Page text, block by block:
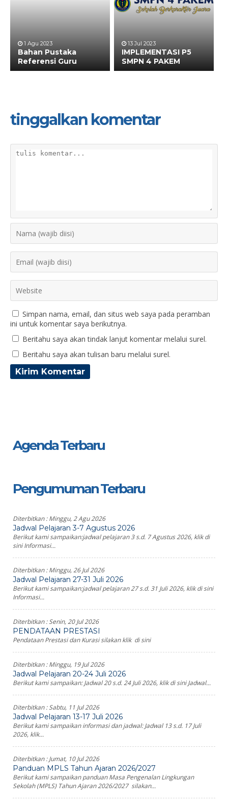
1 Agu 2023
Bahan Pustaka
Referensi Guru
13 Jul 2023
IMPLEMENTASI P5
SMPN 4 PAKEM
tinggalkan komentar
Simpan nama, email, dan situs web saya pada peramban
ini untuk komentar saya berikutnya.
Beritahu saya akan tindak lanjut komentar melalui surel.
Beritahu saya akan tulisan baru melalui surel.
Agenda Terbaru
Pengumuman Terbaru
Diterbitkan :Minggu, 2 Agu 2026
Jadwal Pelajaran 3-7 Agustus 2026
Berikut kami sampaikan:jadwal pelajaran 3 s.d. 7 Agustus 2026, klik di
sini Informasi...
Diterbitkan :Minggu, 26 Jul 2026
Jadwal Pelajaran 27-31 Juli 2026
Berikut kami sampaikan:jadwal pelajaran 27 s.d. 31 Juli 2026, klik di sini
Informasi...
Diterbitkan :Senin, 20 Jul 2026
PENDATAAN PRESTASI
Pendataan Prestasi dan Kurasi silakan klik di sini
Diterbitkan :Minggu, 19 Jul 2026
Jadwal Pelajaran 20-24 Juli 2026
Berikut kami sampaikan: Jadwal 20 s.d. 24 Juli 2026, klik di sini Jadwal...
Diterbitkan :Sabtu, 11 Jul 2026
Jadwal Pelajaran 13-17 Juli 2026
Berikut kami sampaikan informasi dan jadwal: Jadwal 13 s.d. 17 Juli
2026, klik...
Diterbitkan :Jumat, 10 Jul 2026
Panduan MPLS Tahun Ajaran 2026/2027
Berikut kami sampaikan panduan Masa Pengenalan Lingkungan
Sekolah (MPLS) Tahun Ajaran 2026/2027 silakan...